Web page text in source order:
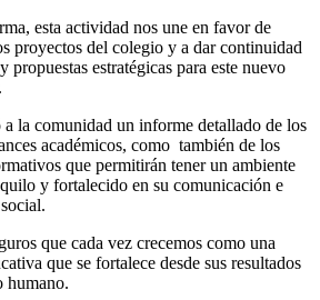
esta actividad nos une en favor de
proyectos del colegio y a dar continuidad
propuestas estratégicas para este nuevo
a la comunidad un informe detallado de los
académicos, como también de los
que permitirán tener un ambiente
y fortalecido en su comunicación e
que cada vez crecemos como una
que se fortalece desde sus resultados
humano.